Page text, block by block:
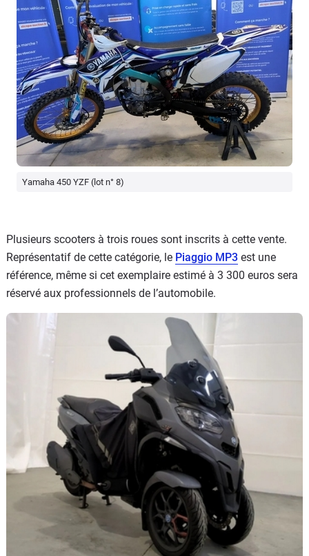
Yamaha 450 YZF (lot n° 8)
Plusieurs scooters à trois roues sont inscrits à cette vente.
Représentatif de cette catégorie, le Piaggio MP3 est une
référence, même si cet exemplaire estimé à 3 300 euros sera
réservé aux professionnels de l’automobile.